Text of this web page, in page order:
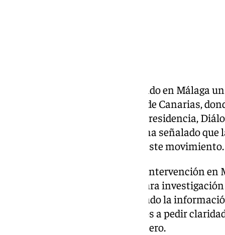
Este fin de semana han aterrizado en Málaga
subsaharianos trasladados desde Canarias,
consejero andaluz de Interior, Presidencia,
Administrativa, Antonio Sanz, ha señalado que
Gobierno central iba a realizar este movimiento.
Sanz ha señalado duranta una intervención en
convenio entre instituciones para
el Ejecutivo andaluz ha reclamado la
esa comunicación previa. Vamos a pedir
materia», ha recalcado el consejero.